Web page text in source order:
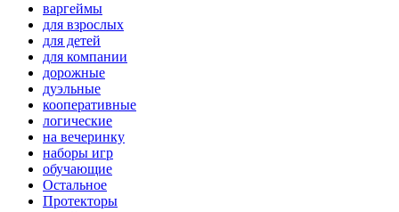
варгеймы
для взрослых
для детей
для компании
дорожные
дуэльные
кооперативные
логические
на вечеринку
наборы игр
обучающие
Остальное
Протекторы